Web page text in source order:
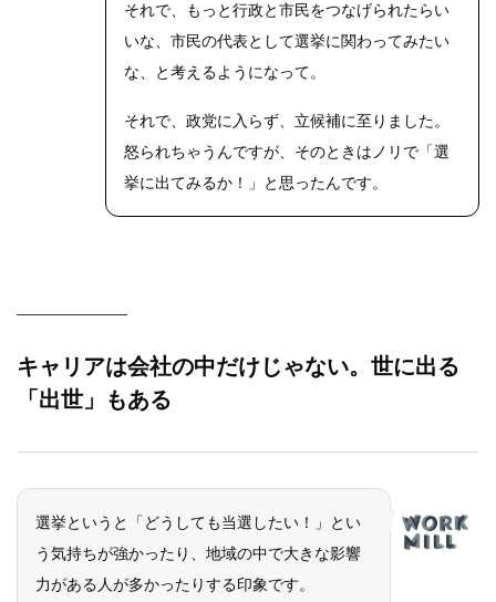
それで、もっと行政と市民をつなげられたらい
いな、市民の代表として選挙に関わってみたい
な、と考えるようになって。
それで、政党に入らず、立候補に至りました。
怒られちゃうんですが、そのときはノリで「選
挙に出てみるか！」と思ったんです。
キャリアは会社の中だけじゃない。世に出る
「出世」もある
選挙というと「どうしても当選したい！」とい
う気持ちが強かったり、地域の中で大きな影響
力がある人が多かったりする印象です。